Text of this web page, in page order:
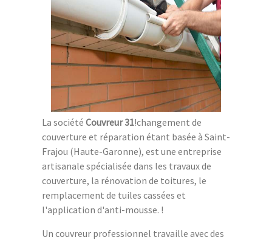
La société Couvreur 31!changement de
couverture et réparation étant basée à Saint-
Frajou (Haute-Garonne), est une entreprise
artisanale spécialisée dans les travaux de
couverture, la rénovation de toitures, le
remplacement de tuiles cassées et
l'application d'anti-mousse. !
Un couvreur professionnel travaille avec des